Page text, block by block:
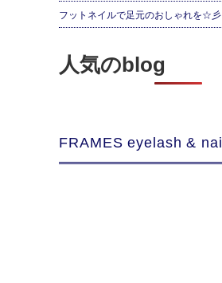
フットネイルで足元のおしゃれを☆彡
人気のblog
FRAMES eyelash & nail